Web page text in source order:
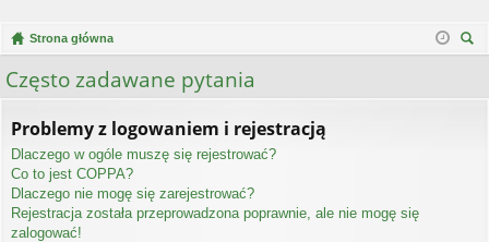
Strona główna
Często zadawane pytania
Problemy z logowaniem i rejestracją
Dlaczego w ogóle muszę się rejestrować?
Co to jest COPPA?
Dlaczego nie mogę się zarejestrować?
Rejestracja została przeprowadzona poprawnie, ale nie mogę się
zalogować!